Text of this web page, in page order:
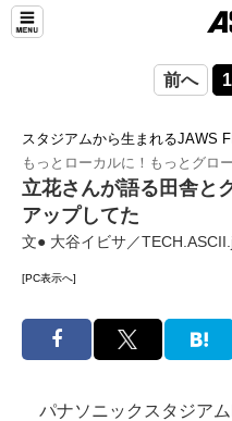
前へ 1
スタジアムから生まれるJAWS
もっとローカルに！もっとグロ
立花さんが語る田舎と
アップしてた
文● 大谷イビサ／
[PC表示へ]
パナソニックスタジア